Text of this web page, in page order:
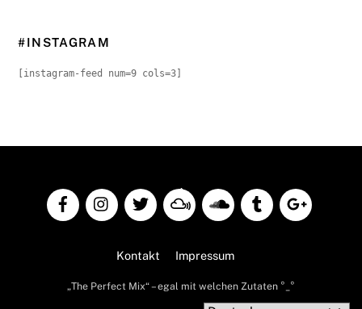
#INSTAGRAM
[instagram-feed num=9 cols=3]
Back
To
Kontakt
Impressum
„The Perfect Mix“ – egal mit welchen Zutaten °_°